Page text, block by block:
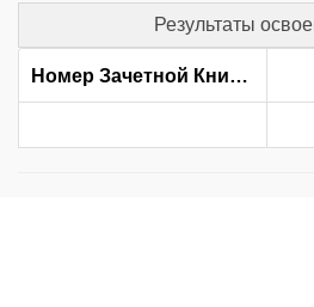
Результаты
Номер Зачетной Книжки